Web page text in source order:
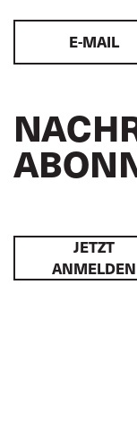
E-MAIL
JETZT
ANMELDEN